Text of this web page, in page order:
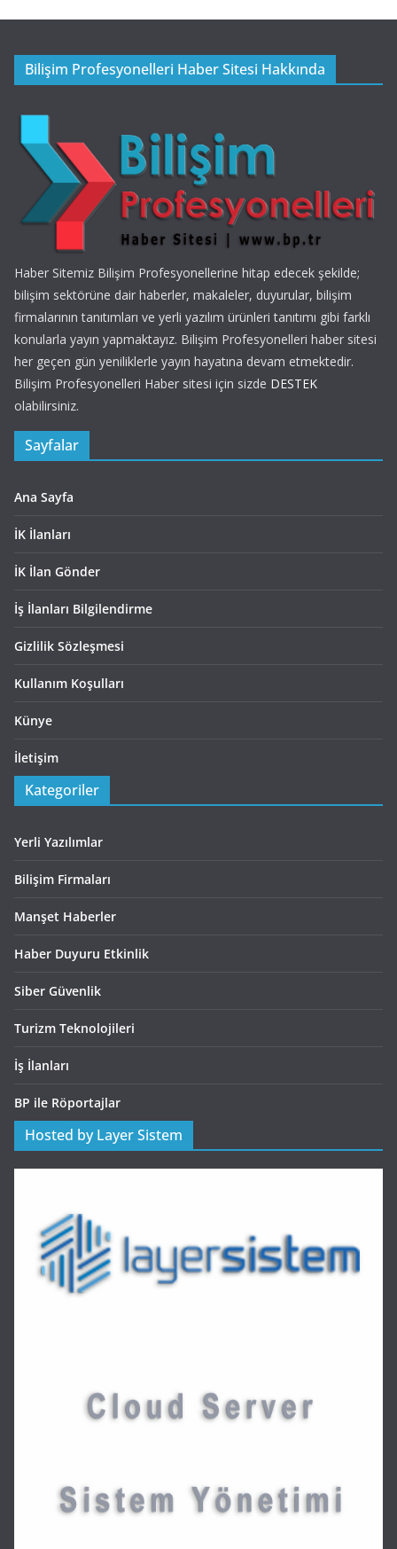
Bilişim Profesyonelleri Haber Sitesi Hakkında
Haber Sitemiz Bilişim Profesyonellerine hitap edecek şekilde;
bilişim sektörüne dair haberler, makaleler, duyurular, bilişim
firmalarının tanıtımları ve yerli yazılım ürünleri tanıtımı gibi farklı
konularla yayın yapmaktayız. Bilişim Profesyonelleri haber sitesi
her geçen gün yeniliklerle yayın hayatına devam etmektedir.
Bilişim Profesyonelleri Haber sitesi için sizde DESTEK
olabilirsiniz.
Sayfalar
Ana Sayfa
İK İlanları
İK İlan Gönder
İş İlanları Bilgilendirme
Gizlilik Sözleşmesi
Kullanım Koşulları
Künye
İletişim
Kategoriler
Yerli Yazılımlar
Bilişim Firmaları
Manşet Haberler
Haber Duyuru Etkinlik
Siber Güvenlik
Turizm Teknolojileri
İş İlanları
BP ile Röportajlar
Hosted by Layer Sistem